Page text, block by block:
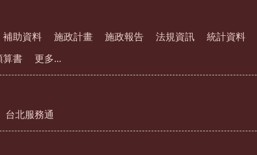
補助資料 施政計畫 施政報告 法規資訊 統計資料
算書 更多...
台北服務通